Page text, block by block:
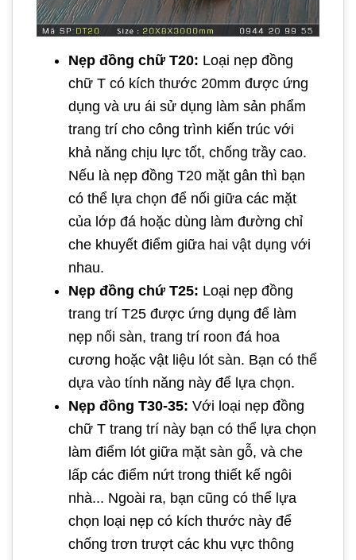
Nẹp đồng chữ T20: Loại nẹp đồng
chữ T có kích thước 20mm được ứng
dụng và ưu ái sử dụng làm sản phẩm
trang trí cho công trình kiến trúc với
khả năng chịu lực tốt, chống trầy cao.
Nếu là nẹp đồng T20 mặt gân thì bạn
có thể lựa chọn để nối giữa các mặt
của lớp đá hoặc dùng làm đường chỉ
che khuyết điểm giữa hai vật dụng với
nhau.
Nẹp đồng chứ T25: Loại nẹp đồng
trang trí T25 được ứng dụng để làm
nẹp nối sàn, trang trí roon đá hoa
cương hoặc vật liệu lót sàn. Bạn có thể
dựa vào tính năng này để lựa chọn.
Nẹp đồng T30-35: Với loại nẹp đồng
chữ T trang trí này bạn có thể lựa chọn
làm điểm lót giữa mặt sàn gỗ, và che
lấp các điểm nứt trong thiết kế ngôi
nhà... Ngoài ra, bạn cũng có thể lựa
chọn loại nẹp có kích thước này để
chống trơn trượt các khu vực thông